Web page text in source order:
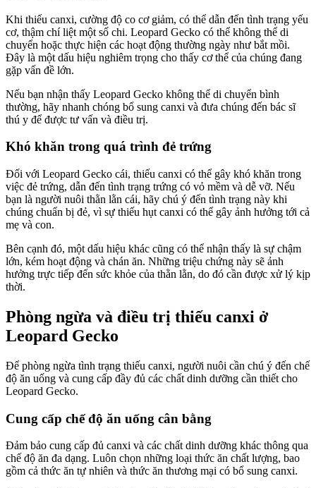
Khi thiếu canxi, cường độ co cơ giảm, có thể dẫn đến tình trạng yếu
cơ, thậm chí liệt một số chi. Leopard Gecko có thể không thể di
chuyển hoặc thực hiện các hoạt động thường ngày như bắt mồi.
Đây là một dấu hiệu nghiêm trọng cho thấy cơ thể của chúng đang
gặp vấn đề lớn.
Nếu bạn nhận thấy Leopard Gecko không thể di chuyển bình
thường, hãy nhanh chóng bổ sung canxi và đưa chúng đến bác sĩ
thú y để được tư vấn và điều trị.
Khó khăn trong quá trình đẻ trứng
Đối với Leopard Gecko cái, thiếu canxi có thể gây khó khăn trong
việc đẻ trứng, dẫn đến tình trạng trứng có vỏ mềm và dễ vỡ. Nếu
bạn là người nuôi thằn lằn cái, hãy chú ý đến tình trạng này khi
chúng chuẩn bị đẻ, vì sự thiếu hụt canxi có thể gây ảnh hưởng tới cả
mẹ và con.
Bên cạnh đó, một dấu hiệu khác cũng có thể nhận thấy là sự chậm
lớn, kém hoạt động và chán ăn. Những triệu chứng này sẽ ảnh
hưởng trực tiếp đến sức khỏe của thằn lằn, do đó cần được xử lý kịp
thời.
Phòng ngừa và điều trị thiếu canxi ở
Leopard Gecko
Để phòng ngừa tình trạng thiếu canxi, người nuôi cần chú ý đến chế
độ ăn uống và cung cấp đầy đủ các chất dinh dưỡng cần thiết cho
Leopard Gecko.
Cung cấp chế độ ăn uống cân bằng
Đảm bảo cung cấp đủ canxi và các chất dinh dưỡng khác thông qua
chế độ ăn đa dạng. Luôn chọn những loại thức ăn chất lượng, bao
gồm cả thức ăn tự nhiên và thức ăn thương mại có bổ sung canxi.